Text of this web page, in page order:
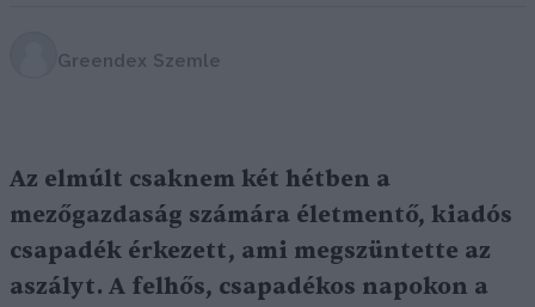
Greendex Szemle
Az elmúlt csaknem két hétben a
mezőgazdaság számára életmentő, kiadós
csapadék érkezett, ami megszüntette az
aszályt. A felhős, csapadékos napokon a